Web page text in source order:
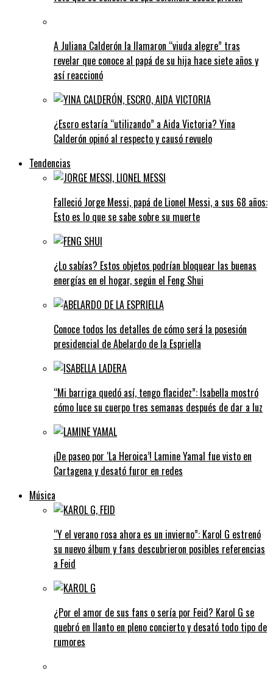
A Juliana Calderón la llamaron “viuda alegre” tras
revelar que conoce al papá de su hija hace siete años y
así reaccionó
¿Escro estaría “utilizando” a Aida Victoria? Yina
Calderón opinó al respecto y causó revuelo
Tendencias
Falleció Jorge Messi, papá de Lionel Messi, a sus 68 años:
Esto es lo que se sabe sobre su muerte
¿Lo sabías? Estos objetos podrían bloquear las buenas
energías en el hogar, según el Feng Shui
Conoce todos los detalles de cómo será la posesión
presidencial de Abelardo de la Espriella
“Mi barriga quedó así, tengo flacidez”: Isabella mostró
cómo luce su cuerpo tres semanas después de dar a luz
¡De paseo por ‘La Heroica’! Lamine Yamal fue visto en
Cartagena y desató furor en redes
Música
“Y el verano rosa ahora es un invierno”: Karol G estrenó
su nuevo álbum y fans descubrieron posibles referencias
a Feid
¿Por el amor de sus fans o sería por Feid? Karol G se
quebró en llanto en pleno concierto y desató todo tipo de
rumores